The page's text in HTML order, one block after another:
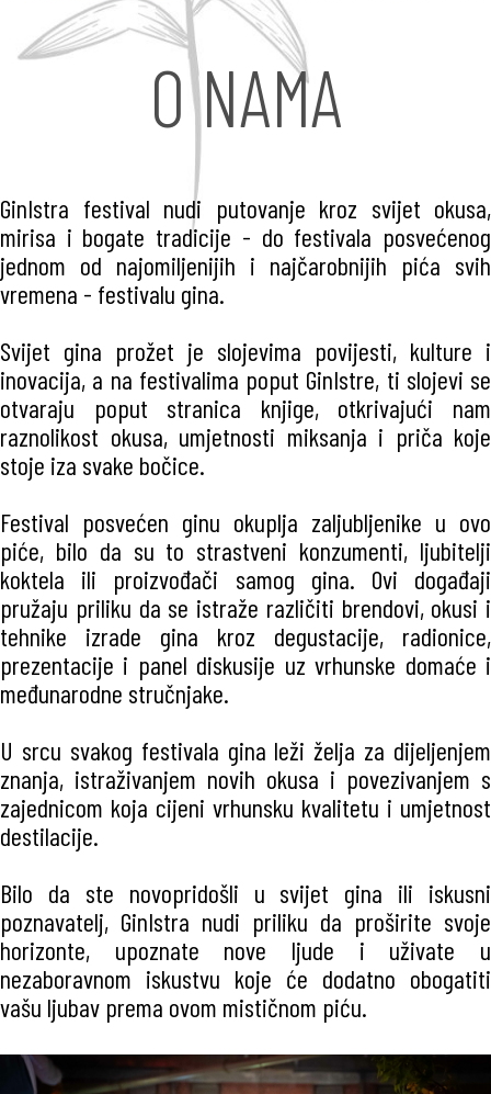
O NAMA
GinIstra festival nudi putovanje kroz svijet okusa,
mirisa i bogate tradicije - do festivala posvećenog
jednom od najomiljenijih i najčarobnijih pića svih
vremena - festivalu gina.
Svijet gina prožet je slojevima povijesti, kulture i
inovacija, a na festivalima poput GinIstre, ti slojevi se
otvaraju poput stranica knjige, otkrivajući nam
raznolikost okusa, umjetnosti miksanja i priča koje
stoje iza svake bočice.
Festival posvećen ginu okuplja zaljubljenike u ovo
piće, bilo da su to strastveni konzumenti, ljubitelji
koktela ili proizvođači samog gina. Ovi događaji
pružaju priliku da se istraže različiti brendovi, okusi i
tehnike izrade gina kroz degustacije, radionice,
prezentacije i panel diskusije uz vrhunske domaće i
međunarodne stručnjake.
U srcu svakog festivala gina leži želja za dijeljenjem
znanja, istraživanjem novih okusa i povezivanjem s
zajednicom koja cijeni vrhunsku kvalitetu i umjetnost
destilacije.
Bilo da ste novopridošli u svijet gina ili iskusni
poznavatelj, GinIstra nudi priliku da proširite svoje
horizonte, upoznate nove ljude i uživate u
nezaboravnom iskustvu koje će dodatno obogatiti
vašu ljubav prema ovom mističnom piću.